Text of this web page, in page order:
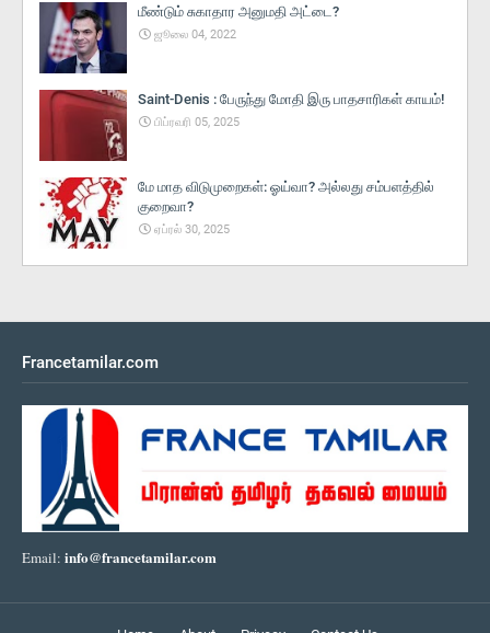
மீண்டும் சுகாதார அனுமதி அட்டை?
ஜூலை 04, 2022
Saint-Denis : பேருந்து மோதி இரு பாதசாரிகள் காயம்!
பிப்ரவரி 05, 2025
மே மாத விடுமுறைகள்: ஓய்வா? அல்லது சம்பளத்தில்
குறைவா?
ஏப்ரல் 30, 2025
Francetamilar.com
Email: info@francetamilar.com